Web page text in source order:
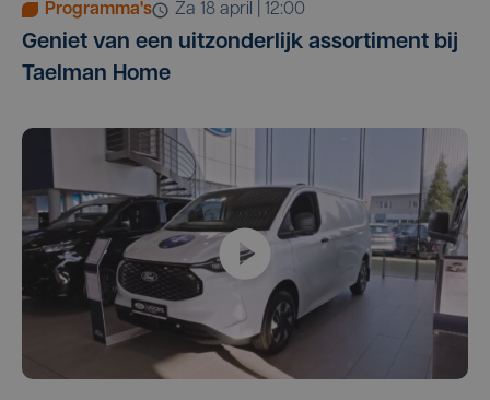
Programma's za 18 april | 12:00
Geniet van een uitzonderlijk assortiment bij
Taelman Home